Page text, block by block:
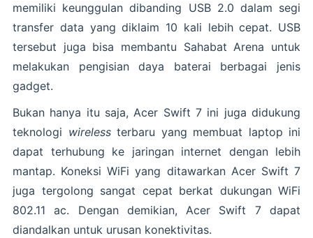
memiliki keunggulan dibanding USB 2.0 dalam segi
transfer data yang diklaim 10 kali lebih cepat. USB
tersebut juga bisa membantu Sahabat Arena untuk
melakukan pengisian daya baterai berbagai jenis
gadget.
Bukan hanya itu saja, Acer Swift 7 ini juga didukung
teknologi wireless terbaru yang membuat laptop ini
dapat terhubung ke jaringan internet dengan lebih
mantap. Koneksi WiFi yang ditawarkan Acer Swift 7
juga tergolong sangat cepat berkat dukungan WiFi
802.11 ac. Dengan demikian, Acer Swift 7 dapat
diandalkan untuk urusan konektivitas.